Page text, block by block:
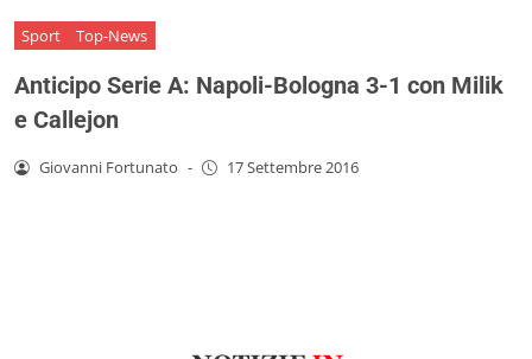
Sport Top-News
Anticipo Serie A: Napoli-Bologna 3-1 con Milik
e Callejon
Giovanni Fortunato - 17 Settembre 2016